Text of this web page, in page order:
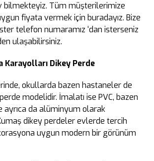
bilmekteyiz. Tüm müşterilerimize
fiyata vermek için buradayız. Bize
telefon numaramız ‘dan isterseniz
ulaşabilirsiniz.
Karayolları Dikey Perde
okullarda bazen hastaneler de
modelidir. İmalatı ise PVC, bazen
ayrıca da alüminyum olarak
dikey perdeler evlerde tercih
uygun modern bir görünüm